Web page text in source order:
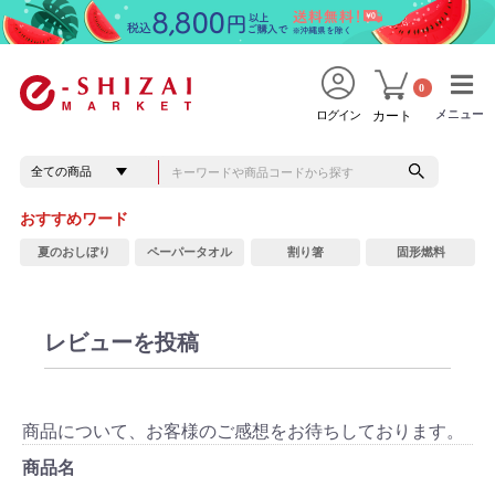
メニュー
メニュー
ログイン カート
0
おすすめワード
夏のおしぼり ペーパータオル 割り箸 固形燃料
レビューを投稿
商品について、お客様のご感想をお待ちしております。
商品名